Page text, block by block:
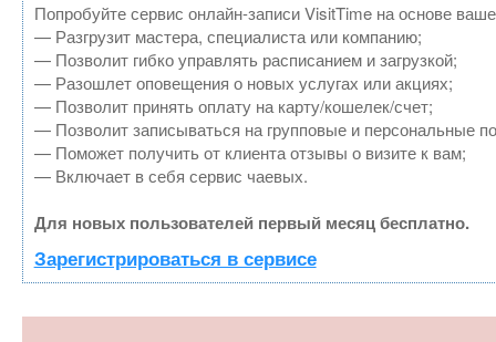
Попробуйте сервис онлайн-записи VisitTime на основе
— Разгрузит мастера, специалиста или компанию;
— Позволит гибко управлять расписанием и загрузкой;
— Разошлет оповещения о новых услугах или акциях;
— Позволит принять оплату на карту/кошелек/счет;
— Позволит записываться на групповые и персональные
— Поможет получить от клиента отзывы о визите к вам;
— Включает в себя сервис чаевых.
Для новых пользователей первый месяц бесплатно.
Зарегистрироваться в сервисе